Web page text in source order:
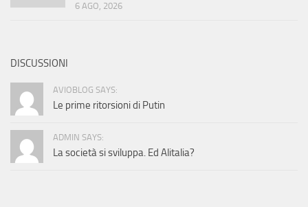
6 AGO, 2026
DISCUSSIONI
AVIOBLOG SAYS:
Le prime ritorsioni di Putin
ADMIN SAYS:
La società si sviluppa. Ed Alitalia?